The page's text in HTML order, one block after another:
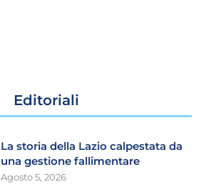
Editoriali
La storia della Lazio calpestata da
una gestione fallimentare
Agosto 5, 2026